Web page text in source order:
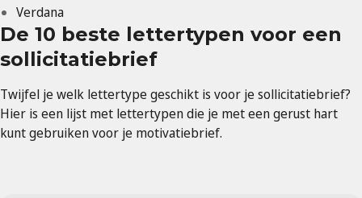
Verdana
De 10 beste lettertypen voor een
sollicitatiebrief
Twijfel je welk lettertype geschikt is voor je sollicitatiebrief?
Hier is een lijst met lettertypen die je met een gerust hart
kunt gebruiken voor je motivatiebrief.